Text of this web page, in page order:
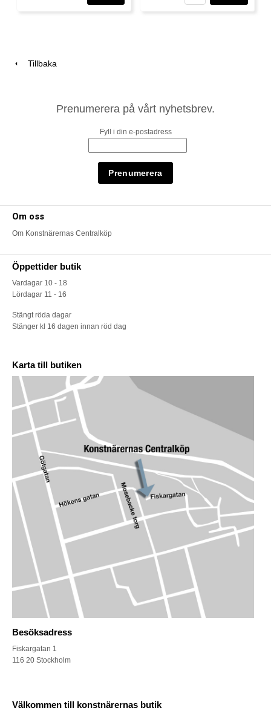
Tillbaka
Prenumerera på vårt nyhetsbrev.
Fyll i din e-postadress
Om oss
Om Konstnärernas Centralköp
Öppettider butik
Vardagar 10 - 18
Lördagar 11 - 16
Stängt röda dagar
Stänger kl 16 dagen innan röd dag
Karta till butiken
Besöksadress
Fiskargatan 1
116 20 Stockholm
Välkommen till konstnärernas butik